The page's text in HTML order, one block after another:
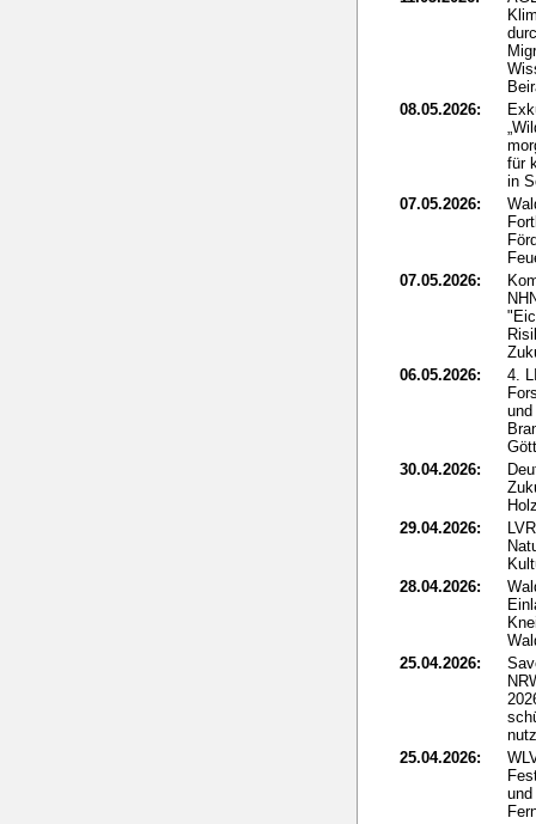
08.05.2026:
für
in
07.05.2026:
07.05.2026:
06.05.2026:
4.
30.04.2026:
29.04.2026:
28.04.2026:
25.04.2026:
25.04.2026: